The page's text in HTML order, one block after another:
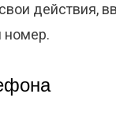
действия,
номер.